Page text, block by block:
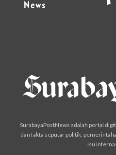
SurabayaPostNews adalah portal
dan fakta seputar politik,
isu